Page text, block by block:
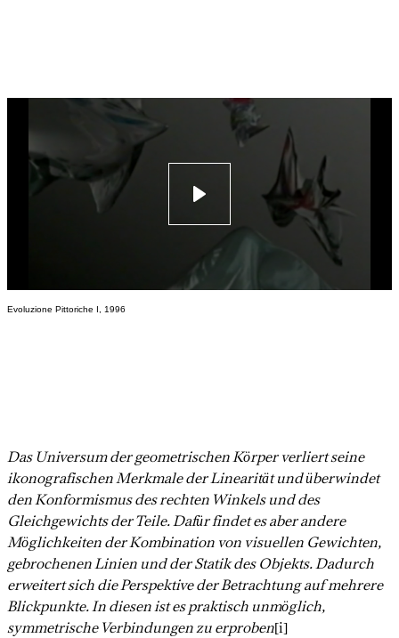
Evoluzione Pittoriche I, 1996
Das Universum der geometrischen Körper verliert seine
ikonografischen Merkmale der Linearität und überwindet
den Konformismus des rechten Winkels und des
Gleichgewichts der Teile. Dafür findet es aber andere
Möglichkeiten der Kombination von visuellen Gewichten,
gebrochenen Linien und der Statik des Objekts. Dadurch
erweitert sich die Perspektive der Betrachtung auf mehrere
Blickpunkte. In diesen ist es praktisch unmöglich,
symmetrische Verbindungen zu erproben[i]